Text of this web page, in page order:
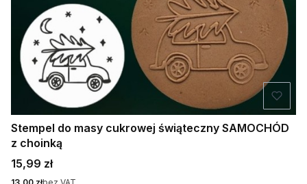
Stempel do masy cukrowej świąteczny SAMOCHÓD
z choinką
Cena
15,99 zł
Cena